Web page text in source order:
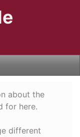
about the
for here.
different